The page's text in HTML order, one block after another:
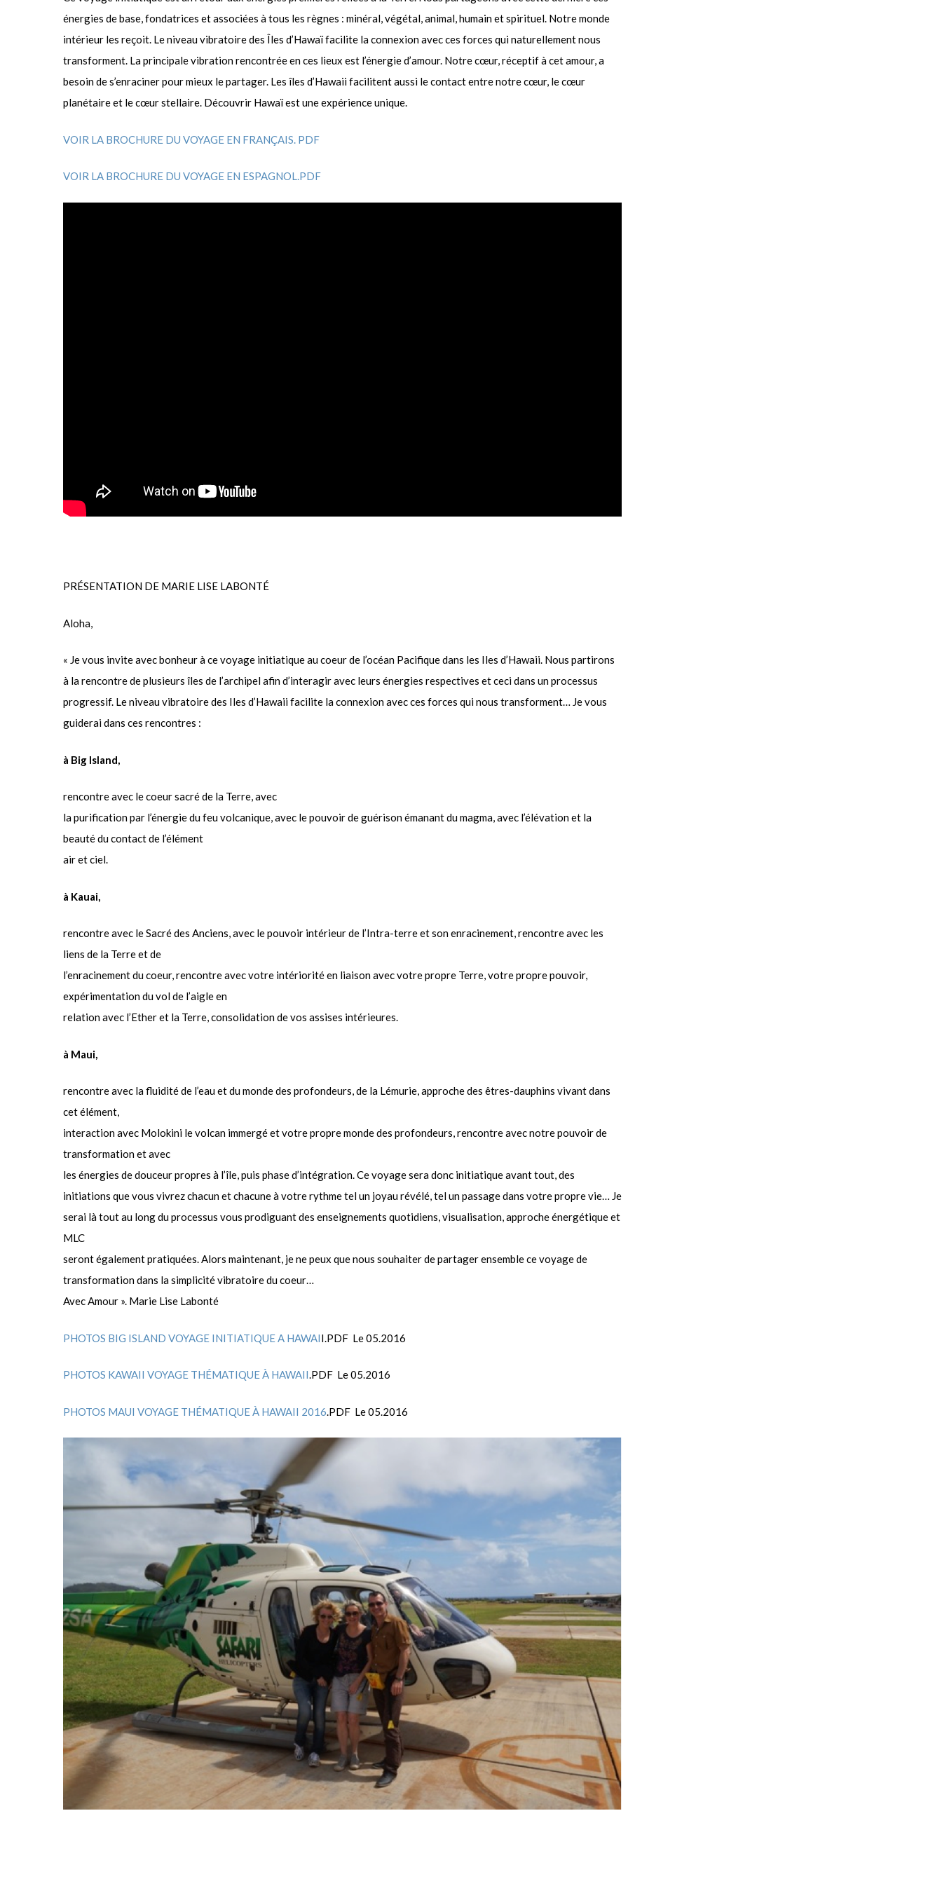
énergies de base, fondatrices et associées à tous les règnes : minéral, végétal, animal, humain et spirituel. Notre monde
intérieur les reçoit. Le niveau vibratoire des Îles d’Hawaï facilite la connexion avec ces forces qui naturellement nous
transforment. La principale vibration rencontrée en ces lieux est l’énergie d’amour. Notre cœur, réceptif à cet amour, a
besoin de s’enraciner pour mieux le partager. Les îles d’Hawaii facilitent aussi le contact entre notre cœur, le cœur
planétaire et le cœur stellaire. Découvrir Hawaï est une expérience unique.
VOIR LA BROCHURE DU VOYAGE EN FRANÇAIS. PDF
VOIR LA BROCHURE DU VOYAGE EN ESPAGNOL.PDF
PRÉSENTATION DE MARIE LISE LABONTÉ
Aloha,
« Je vous invite avec bonheur à ce voyage initiatique au coeur de l’océan Pacifique dans les Iles d’Hawaii. Nous partirons
à la rencontre de plusieurs îles de l’archipel afin d’interagir avec leurs énergies respectives et ceci dans un processus
progressif. Le niveau vibratoire des Iles d’Hawaii facilite la connexion avec ces forces qui nous transforment… Je vous
guiderai dans ces rencontres :
à Big Island,
rencontre avec le coeur sacré de la Terre, avec
la purification par l’énergie du feu volcanique, avec le pouvoir de guérison émanant du magma, avec l’élévation et la
beauté du contact de l’élément
air et ciel.
à Kauai,
rencontre avec le Sacré des Anciens, avec le pouvoir intérieur de l’Intra-terre et son enracinement, rencontre avec les
liens de la Terre et de
l’enracinement du coeur, rencontre avec votre intériorité en liaison avec votre propre Terre, votre propre pouvoir,
expérimentation du vol de l’aigle en
relation avec l’Ether et la Terre, consolidation de vos assises intérieures.
à Maui,
rencontre avec la fluidité de l’eau et du monde des profondeurs, de la Lémurie, approche des êtres-dauphins vivant dans
cet élément,
interaction avec Molokini le volcan immergé et votre propre monde des profondeurs, rencontre avec notre pouvoir de
transformation et avec
les énergies de douceur propres à l’île, puis phase d’intégration. Ce voyage sera donc initiatique avant tout, des
initiations que vous vivrez chacun et chacune à votre rythme tel un joyau révélé, tel un passage dans votre propre vie… Je
serai là tout au long du processus vous prodiguant des enseignements quotidiens, visualisation, approche énergétique et
MLC
seront également pratiquées. Alors maintenant, je ne peux que nous souhaiter de partager ensemble ce voyage de
transformation dans la simplicité vibratoire du coeur…
Avec Amour ». Marie Lise Labonté
PHOTOS BIG ISLAND VOYAGE INITIATIQUE A HAWAII.PDF Le 05.2016
PHOTOS KAWAII VOYAGE THÉMATIQUE À HAWAII.PDF Le 05.2016
PHOTOS MAUI VOYAGE THÉMATIQUE À HAWAII 2016.PDF Le 05.2016